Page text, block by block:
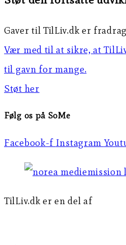
Gaver til TilLiv.dk er
Vær med til at sikre, at
til gavn for mange.
Støt her
Følg os på SoMe
Facebook-f Instagram
TilLiv.dk er en del af